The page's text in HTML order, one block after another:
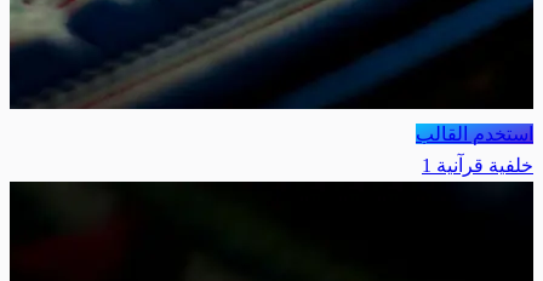
استخدم القالب
خلفية قرآنية 1